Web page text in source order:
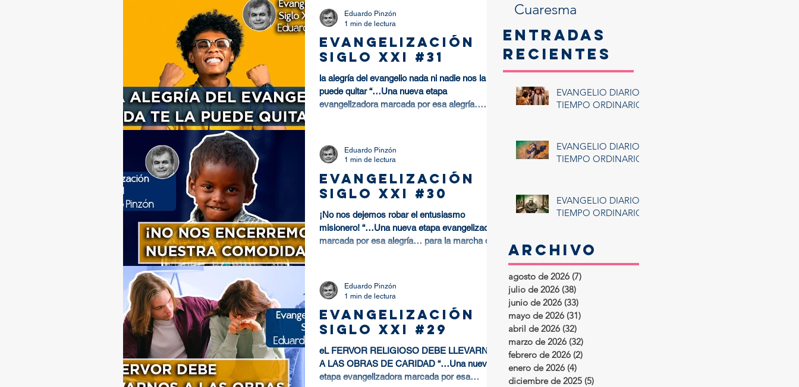
EVANGELIZACIÓN
SIGLO XXI #31
la alegría del evangelio nada ni nadie nos la
puede quitar “…Una nueva etapa
evangelizadora marcada por esa alegría…
Eduardo Pinzón
1 min de lectura
EVANGELIZACIÓN
SIGLO XXI #30
¡No nos dejemos robar el entusiasmo
misionero! “…Una nueva etapa evangelizadora
marcada por esa alegría… para la marcha de
Eduardo Pinzón
1 min de lectura
EVANGELIZACIÓN
SIGLO XXI #29
eL FERVOR RELIGIOSO DEBE LLEVARNOS
A LAS OBRAS DE CARIDAD “…Una nueva
etapa evangelizadora marcada por esa
Eduardo Pinzón
1 min de lectura
Cuaresma
Entradas
recientes
EVANGELIO DIARIO:
TIEMPO ORDINARIO
EVANGELIO DIARIO:
TIEMPO ORDINARIO
EVANGELIO DIARIO:
TIEMPO ORDINARIO
Archivo
agosto de 2026 (7)
julio de 2026 (38)
junio de 2026 (33)
mayo de 2026 (31)
abril de 2026 (32)
marzo de 2026 (32)
febrero de 2026 (2)
enero de 2026 (4)
diciembre de 2025 (5)